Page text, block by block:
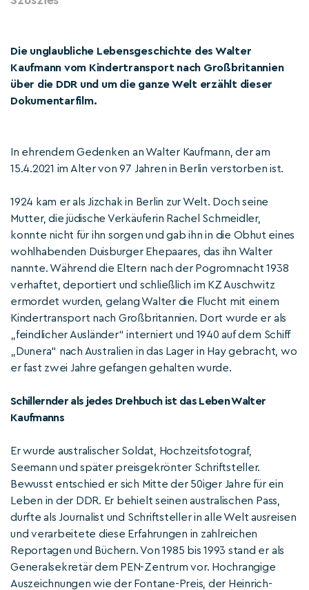
Die unglaubliche Lebensgeschichte des Walter
Kaufmann vom Kindertransport nach Großbritannien
über die DDR und um die ganze Welt erzählt dieser
Dokumentarfilm.
In ehrendem Gedenken an Walter Kaufmann, der am
15.4.2021 im Alter von 97 Jahren in Berlin verstorben ist.
1924 kam er als Jizchak in Berlin zur Welt. Doch seine
Mutter, die jüdische Verkäuferin Rachel Schmeidler,
konnte nicht für ihn sorgen und gab ihn in die Obhut eines
wohlhabenden Duisburger Ehepaares, das ihn Walter
nannte. Während die Eltern nach der Pogromnacht 1938
verhaftet, deportiert und schließlich im KZ Auschwitz
ermordet wurden, gelang Walter die Flucht mit einem
Kindertransport nach Großbritannien. Dort wurde er als
„feindlicher Ausländer“ interniert und 1940 auf dem Schiff
„Dunera“ nach Australien in das Lager in Hay gebracht, wo
er fast zwei Jahre gefangen gehalten wurde.
Schillernder als jedes Drehbuch ist das Leben Walter
Kaufmanns
Er wurde australischer Soldat, Hochzeitsfotograf,
Seemann und später preisgekrönter Schriftsteller.
Bewusst entschied er sich Mitte der 50iger Jahre für ein
Leben in der DDR. Er behielt seinen australischen Pass,
durfte als Journalist und Schriftsteller in alle Welt ausreisen
und verarbeitete diese Erfahrungen in zahlreichen
Reportagen und Büchern. Von 1985 bis 1993 stand er als
Generalsekretär dem PEN-Zentrum vor. Hochrangige
Auszeichnungen wie der Fontane-Preis, der Heinrich-